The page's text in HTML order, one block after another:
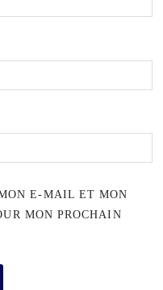
E-MAIL ET MON
MON PROCHAIN